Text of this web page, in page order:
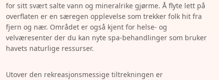
for sitt svært salte vann og mineralrike gjørme. Å flyte lett på
overflaten er en særegen opplevelse som trekker folk hit fra
fjern og nær. Området er også kjent for helse- og
velværesenter der du kan nyte spa-behandlinger som bruker
havets naturlige ressurser.
Utover den rekreasjonsmessige tiltrekningen er